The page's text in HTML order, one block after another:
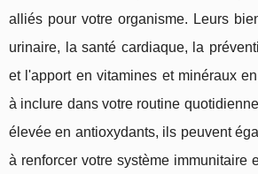
alliés pour votre organisme. Leurs
urinaire, la santé cardiaque, la
et l'apport en vitamines et minéraux
à inclure dans votre routine
élevée en antioxydants, ils peuvent
à renforcer votre système immunitaire